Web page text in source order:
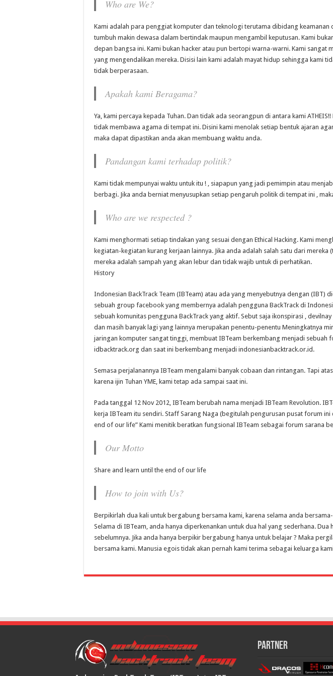
Who are We?
Kami adalah para penggiat komputer dan teknologi terutama dibidang
tumbuh makin dewasa dalam bertindak maupun mengambil keputusan. Kami
depan bangsa ini. Kami bukan hacker atau pun bertopi warna-warni. Kami
yang mengendalikan mereka. Disisi lain kami adalah mayat hidup sehingga kami
tidak berperasaan.
Apakah kami Beragama?
Ya, kami percaya kepada Tuhan. Dan tidak ada seorangpun di antara kami
tidak membawa agama di tempat ini. Disini kami menolak setiap bentuk ajaran
maka dapat dipastikan anda akan membuang waktu anda.
Pandangan kami terhadap politik?
Kami tidak mempunyai waktu untuk itu ! , siapapun yang jadi pemimpin atau
berbagi. Jika anda berniat menyusupkan setiap pengaruh politik di tempat ini ,
Who are we respected ?
Kami menghormati setiap tindakan yang sesuai dengan Ethical Hacking. Kami
kegiatan-kegiatan kurang kerjaan lainnya. Jika anda adalah salah satu dari
mereka adalah sampah yang akan lebur dan tidak wajib untuk di perhatikan.
History
Indonesian BackTrack Team (IBTeam) atau ada yang menyebutnya dengan (IBT)
sebuah group facebook yang membernya adalah pengguna BackTrack di
sebuah komunitas pengguna BackTrack yang aktif. Sebut saja ikonspirasi ,
dan masih banyak lagi yang lainnya merupakan penentu-penentu Meningkatnya
jaringan komputer sangat tinggi, membuat IBTeam berkembang menjadi sebuah
idbacktrack.org dan saat ini berkembang menjadi indonesianbacktrack.or.id.
Semasa perjalanannya IBTeam mengalami banyak cobaan dan rintangan. Tapi
karena ijin Tuhan YME, kami tetap ada sampai saat ini.
Pada tanggal 12 Nov 2012, IBTeam berubah nama menjadi IBTeam Revolution.
kerja IBTeam itu sendiri. Staff Sarang Naga (begitulah pengurusan pusat forum
end of our life” Kami menitik beratkan fungsional IBTeam sebagai forum sarana
Our Motto
Share and learn until the end of our life
How to join with Us?
Berpikirlah dua kali untuk bergabung bersama kami, karena selama anda
Selama di IBTeam, anda hanya diperkenankan untuk dua hal yang sederhana.
sebelumnya. Jika anda hanya berpikir bergabung hanya untuk belajar ? Maka
bersama kami. Manusia egois tidak akan pernah kami terima sebagai keluarga
Partner